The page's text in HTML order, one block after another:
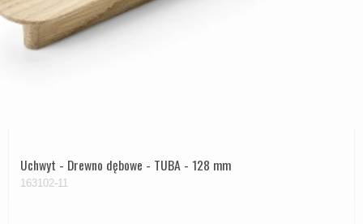
Uchwyt - Drewno dębowe - TUBA - 128 mm
163102-11